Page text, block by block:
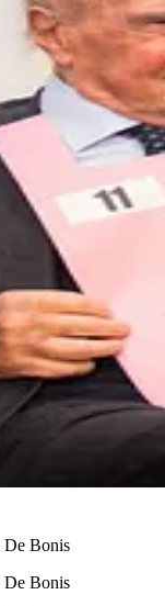
De Bonis
De Bonis